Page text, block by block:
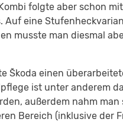
folgte aber schon
Auf eine
musste man diesmal
Škoda einen
ist unter anderem
außerdem nahm man
Bereich (inklusive der